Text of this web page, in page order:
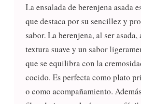
La ensalada de berenjena asada
que destaca por su sencillez y
sabor. La berenjena, al ser
textura suave y un sabor
que se equilibra con la
cocido. Es perfecta como plato
o como acompañamiento.